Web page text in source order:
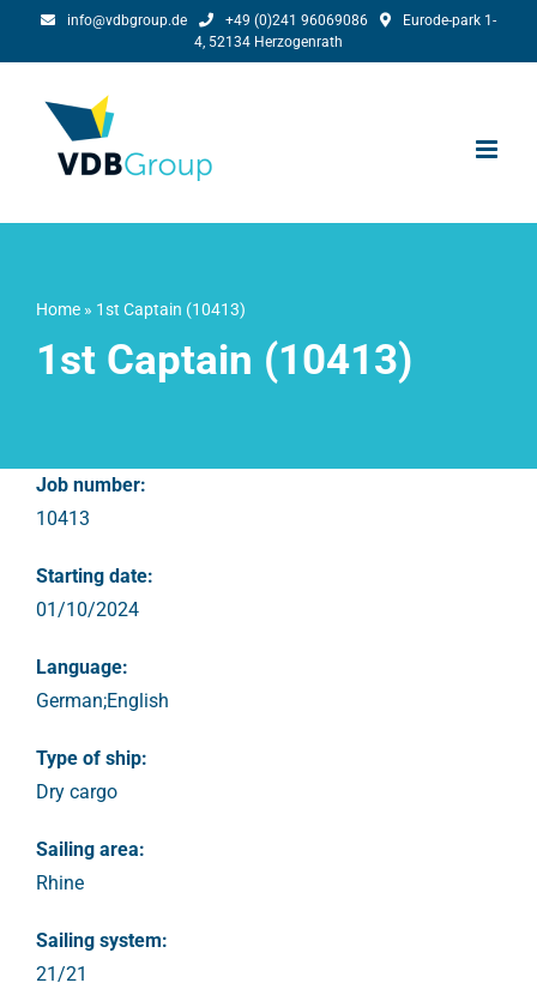
info@vdbgroup.de +49 (0)241 96069086
Eurode-park 1-
4, 52134 Herzogenrath
Home» 1st Captain (10413)
1st Captain (10413)
Job number:
10413
Starting date:
01/10/2024
Language:
German;English
Type of ship:
Dry cargo
Sailing area:
Rhine
Sailing system:
21/21